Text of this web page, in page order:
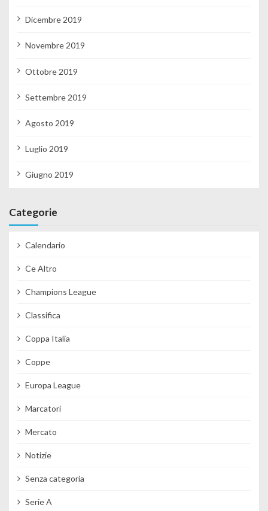
Dicembre 2019
Novembre 2019
Ottobre 2019
Settembre 2019
Agosto 2019
Luglio 2019
Giugno 2019
Categorie
Calendario
Ce Altro
Champions League
Classifica
Coppa Italia
Coppe
Europa League
Marcatori
Mercato
Notizie
Senza categoria
Serie A